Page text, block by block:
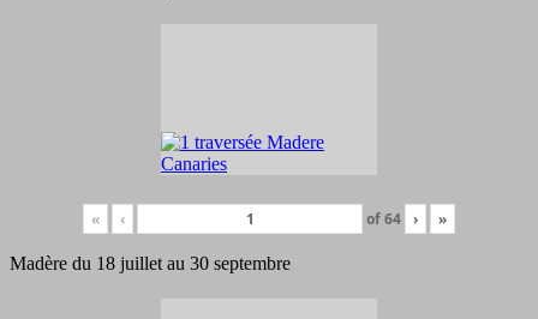
« ‹ of64 › »
Madère du 18 juillet au 30 septembre